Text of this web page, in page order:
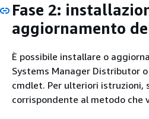
Fase 2:
aggiornamento
È possibile installare o
Systems Manager Distributor
cmdlet. Per ulteriori istruzioni,
corrispondente al metodo che